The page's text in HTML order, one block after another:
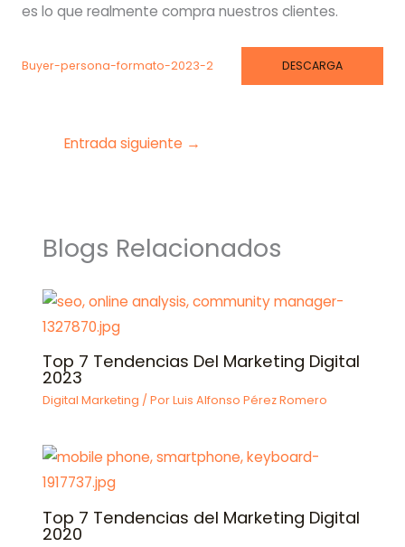
es lo que realmente compra nuestros clientes.
Buyer-persona-formato-2023-2 DESCARGA
Entrada siguiente →
Blogs Relacionados
Top 7 Tendencias Del Marketing Digital
2023
Digital Marketing / PorLuis Alfonso Pérez Romero
Top 7 Tendencias del Marketing Digital
2020